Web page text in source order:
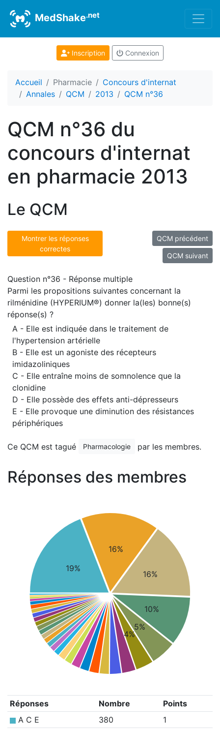
MedShake.net
Inscription Connexion
Accueil Pharmacie
Concours d'internat
Annales
QCM 2013 QCM n°36
QCM n°36 du
concours d'internat
en pharmacie 2013
Le QCM
Montrer les réponses
correctes
QCM précédent
QCM suivant
Question n°36 - Réponse multiple
Parmi les propositions suivantes concernant la
rilménidine (HYPERIUM®) donner la(les) bonne(s)
réponse(s) ?
A - Elle est indiquée dans le traitement de
l'hypertension artérielle
B - Elle est un agoniste des récepteurs
imidazoliniques
C - Elle entraîne moins de somnolence que la
clonidine
D - Elle possède des effets anti-dépresseurs
E - Elle provoque une diminution des résistances
périphériques
Ce QCM est tagué Pharmacologie par les membres.
Réponses des membres
19%
16%
16%
10%
5%
4%
Réponses Nombre
Points
A C E
380
1